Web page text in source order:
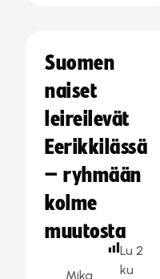
Suomen
naiset
leireilevät
Eerikkilässä
– ryhmään
kolme
muutosta
Mika
Lu
ku
2